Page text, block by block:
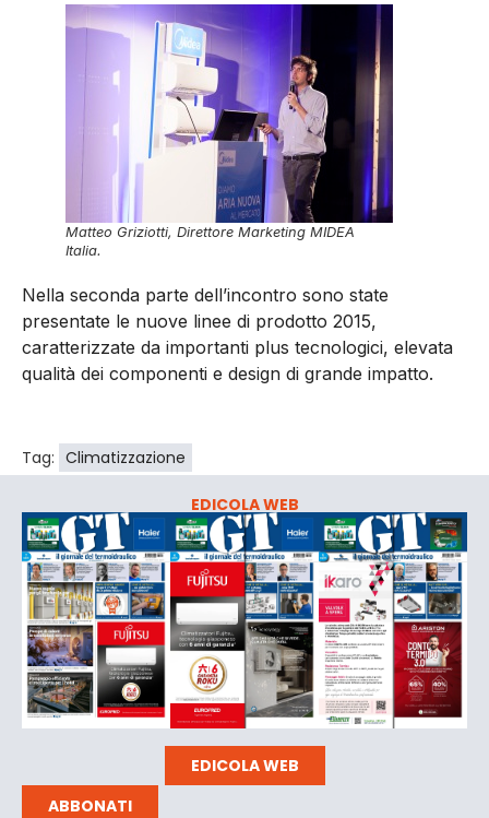
Matteo Griziotti, Direttore Marketing MIDEA
Italia.
Nella seconda parte dell’incontro sono state
presentate le nuove linee di prodotto 2015,
caratterizzate da importanti plus tecnologici, elevata
qualità dei componenti e design di grande impatto.
Tag: Climatizzazione
EDICOLA WEB
EDICOLA WEB
ABBONATI